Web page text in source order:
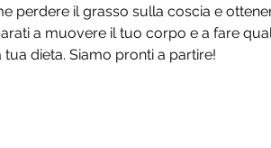
perdere il grasso sulla coscia e
a muovere il tuo corpo e a fare
dieta. Siamo pronti a partire!